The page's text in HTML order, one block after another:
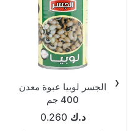
الجسر لوبيا عبوة معدن
400 جم
د.ك 0.260
‹